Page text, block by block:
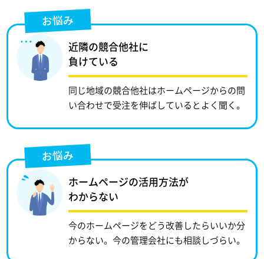
お悩み
近隣の競合他社に
負けている
同じ地域の競合他社はホームページからの問
い合わせで受注を伸ばしているとよく聞く。
お悩み
ホームページの活用方法が
わからない
今のホームページをどう改善したらいいか分
からない。今の管理会社にも相談しづらい。